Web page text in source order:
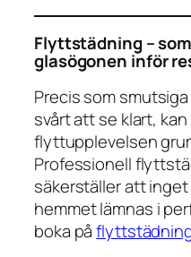
Flyttstädning –
glasögonen inför
Precis som
svårt att se klart,
flyttupplevelsen
Professionell
säkerställer att
hemmet lämnas i
boka på